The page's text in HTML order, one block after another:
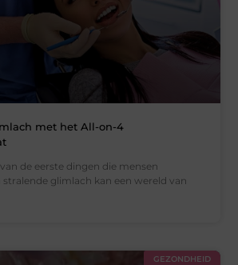
met het All-on-4
de eerste dingen die mensen
stralende glimlach kan een wereld van
GEZONDHEID